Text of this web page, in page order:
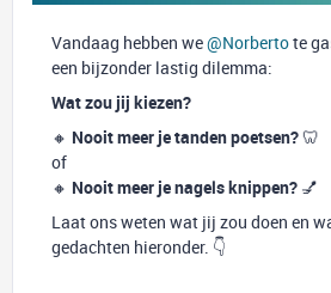
Vandaag hebben we@Norbertote
een bijzonder lastig dilemma:
Wat zou jij kiezen?
🔸 Nooit meer je tanden poetsen?🦷
of
🔸 Nooit meer je nagels knippen? 💅
Laat ons weten wat jij zou doen en
gedachten hieronder. 👇